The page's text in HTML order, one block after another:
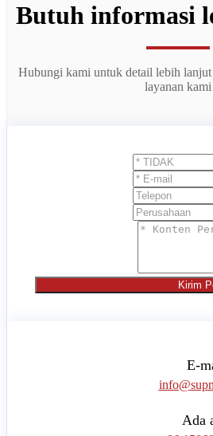
Butuh informasi
Hubungi kami untuk detail lebih lanjut
layanan kami
Kirim
E-
Ada